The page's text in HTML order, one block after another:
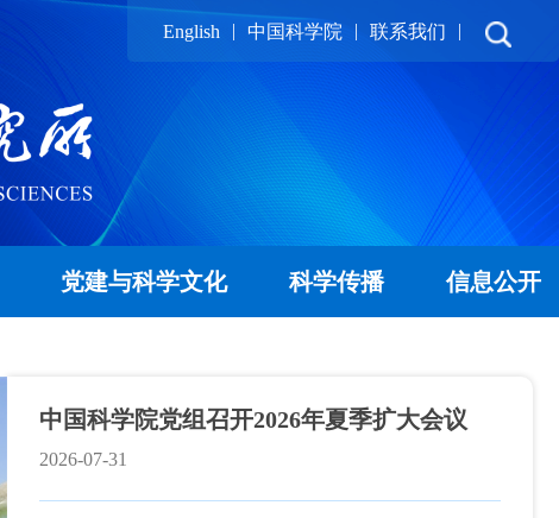
English | 中国科学院 | 联系我们 |
党建与科学文化 科学传播 信息公开
中国科学院党组召开2026年夏季扩大会议
2026-07-31